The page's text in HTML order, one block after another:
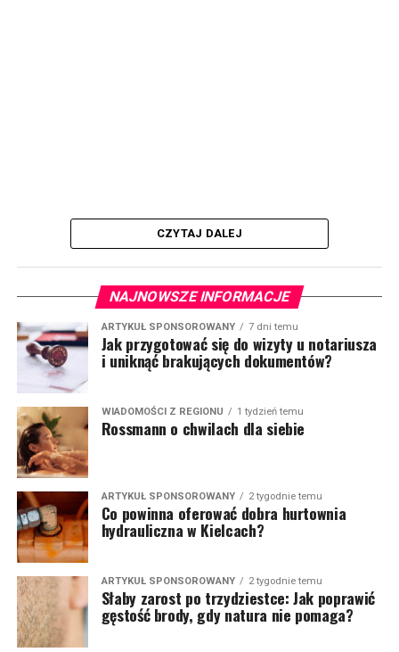
CZYTAJ DALEJ
NAJNOWSZE INFORMACJE
ARTYKUŁ SPONSOROWANY 7 dni temu
Jak przygotować się do wizyty u notariusza
i uniknąć brakujących dokumentów?
WIADOMOŚCI Z REGIONU 1 tydzień temu
Rossmann o chwilach dla siebie
ARTYKUŁ SPONSOROWANY 2 tygodnie temu
Co powinna oferować dobra hurtownia
hydrauliczna w Kielcach?
ARTYKUŁ SPONSOROWANY 2 tygodnie temu
Słaby zarost po trzydziestce: Jak poprawić
gęstość brody, gdy natura nie pomaga?